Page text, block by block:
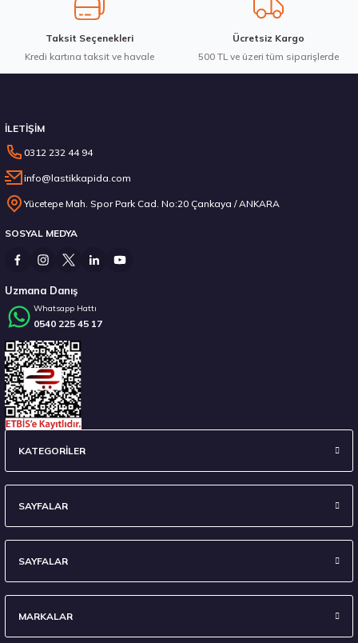
3.382,50 ₺
Stokta 12 Adet
Taksit Seçenekleri
Kredi kartına taksit ve havale
Ücretsiz Kargo
500 TL ve üzeri tüm siparişlerde
İLETİŞİM
0312 232 44 94
info@lastikkapida.com
Yücetepe Mah. Spor Park Cad. No:20 Çankaya / ANKARA
SOSYAL MEDYA
Uzmana Danış
Whatsapp Hattı
0540 225 45 17
KATEGORİLER
SAYFALAR
SAYFALAR
MARKALAR